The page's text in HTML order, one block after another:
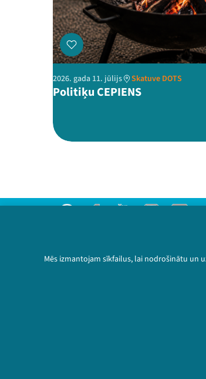
Mēs izmantojam sīkfailus, lai nodrošinātu un
2026. gada 11. jūlijs Skatuve DOTS
Politiķu CEPIENS
Privātuma politika
Lietošanas noteikumi un
© 2026 Sarunu festivāls LAMPA